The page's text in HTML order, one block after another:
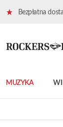
Bezpłatna
MUZYKA